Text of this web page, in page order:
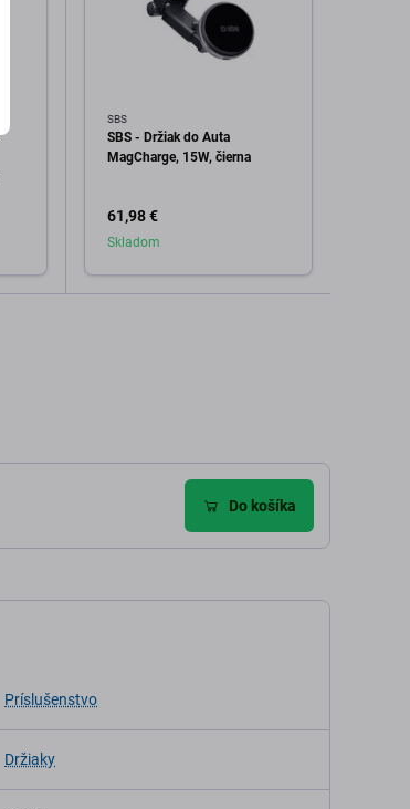
SBS
SBS - Držiak do Auta
MagCharge, 15W, čierna
61,98 €
Skladom
Do košíka
Príslušenstvo
Držiaky